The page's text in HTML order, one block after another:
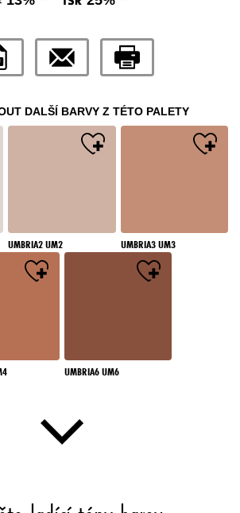
DALŠÍ BARVY Z TÉTO PALETY
UMBRIA2 UM2 UMBRIA3 UM3
UMBRIA6 UM6